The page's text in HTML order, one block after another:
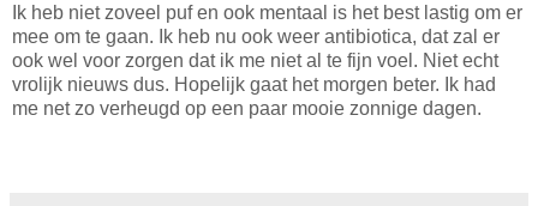
Ik heb niet zoveel puf en ook mentaal is het best lastig om er
mee om te gaan. Ik heb nu ook weer antibiotica, dat zal er
ook wel voor zorgen dat ik me niet al te fijn voel. Niet echt
vrolijk nieuws dus. Hopelijk gaat het morgen beter. Ik had
me net zo verheugd op een paar mooie zonnige dagen.